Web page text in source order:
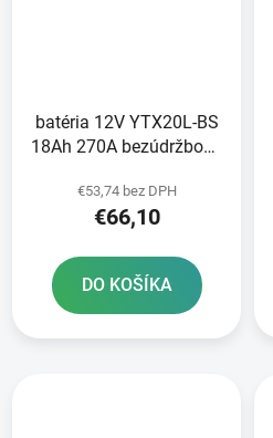
batéria 12V YTX20L-BS
18Ah 270A bezúdržbová
TECH aktivovaná z
výroby
€53,74 bez DPH
€66,10
DO KOŠÍKA